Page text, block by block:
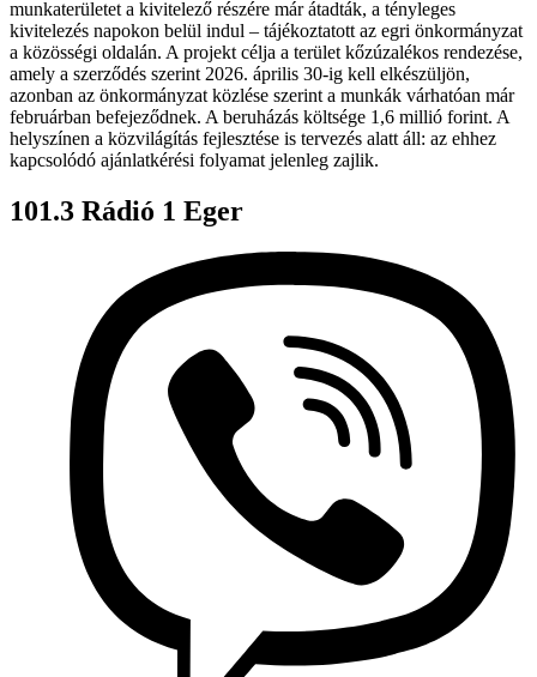
munkaterületet a kivitelező részére már átadták, a tényleges
kivitelezés napokon belül indul – tájékoztatott az egri önkormányzat
a közösségi oldalán. A projekt célja a terület kőzúzalékos rendezése,
amely a szerződés szerint 2026. április 30-ig kell elkészüljön,
azonban az önkormányzat közlése szerint a munkák várhatóan már
februárban befejeződnek. A beruházás költsége 1,6 millió forint. A
helyszínen a közvilágítás fejlesztése is tervezés alatt áll: az ehhez
kapcsolódó ajánlatkérési folyamat jelenleg zajlik.
101.3 Rádió 1 Eger